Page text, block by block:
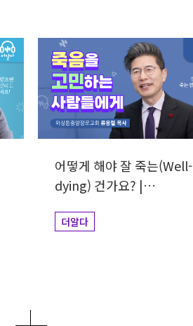
어떻게 해야 잘 죽는(Well-
dying) 건가요? |
더알다